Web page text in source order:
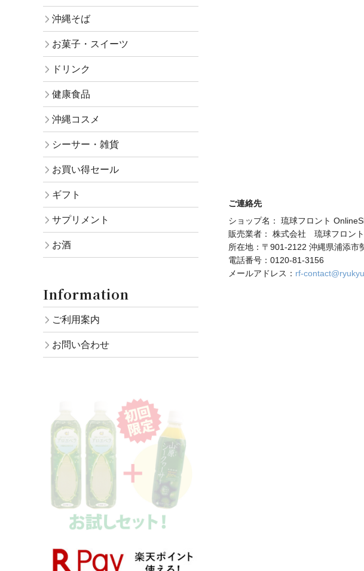
ご連絡先
ショップ名： 琉球フロント
販売業者： 株式会社 琉球フロン
所在地：〒901-2122 沖縄県浦添市
電話番号：0120-81-3156
メールアドレス： rf-
沖縄そば
お菓子・スイーツ
ドリンク
健康食品
沖縄コスメ
シーサー・雑貨
お買い得セール
ギフト
サプリメント
お酒
Information
ご利用案内
お問い合わせ